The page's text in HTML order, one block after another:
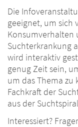
Die
geeignet, um sich
Konsumverhalten
Suchterkrankung
wird interaktiv
genug Zeit sein,
um das Thema
Fachkraft der
aus der
Interessiert?